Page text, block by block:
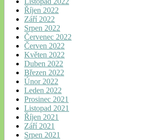
Říjen 2022
Září 2022
Srpen 2022
Červenec 2022
Červen 2022
Květen 2022
Duben 2022
Březen 2022
Únor 2022
Leden 2022
Prosinec 2021
Listopad 2021
Říjen 2021
Září 2021
Srpen 2021